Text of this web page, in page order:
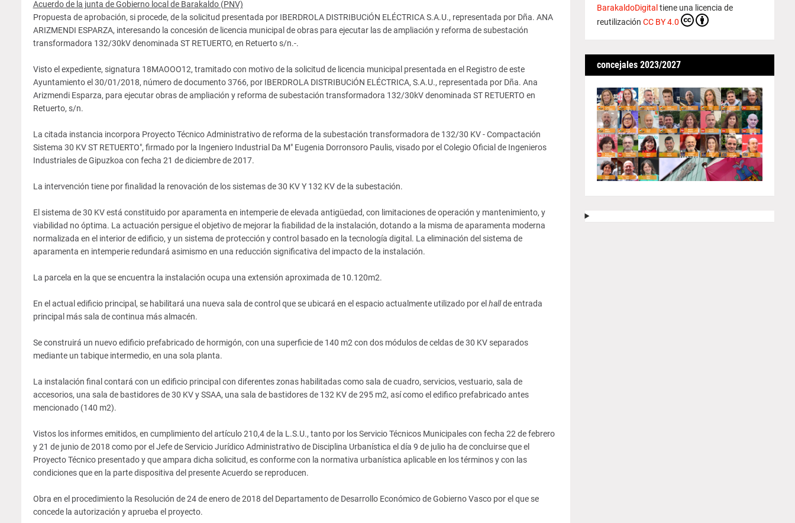
Acuerdo de la junta de Gobierno local de Barakaldo (PNV)
Propuesta de aprobación, si procede, de la solicitud presentada por IBERDROLA DISTRIBUCiÓN ELÉCTRICA S.A.U., representada por Dña. ANA
ARIZMENDI ESPARZA, interesando la concesión de licencia municipal de obras para ejecutar las de ampliación y reforma de subestación
transformadora 132/30kV denominada ST RETUERTO, en Retuerto s/n.-.
Visto el expediente, signatura 18MAOOO12, tramitado con motivo de la solicitud de licencia municipal presentada en el Registro de este
Ayuntamiento el 30/01/2018, número de documento 3766, por IBERDROLA DISTRIBUCiÓN ELÉCTRICA, S.A.U., representada por Dña. Ana
Arizmendi Esparza, para ejecutar obras de ampliación y reforma de subestación transformadora 132/30kV denominada ST RETUERTO en
Retuerto, s/n.
La citada instancia incorpora Proyecto Técnico Administrativo de reforma de la subestación transformadora de 132/30 KV - Compactación
Sistema 30 KV ST RETUERTO", firmado por la Ingeniero Industrial Da M" Eugenia Dorronsoro Paulis, visado por el Colegio Oficial de Ingenieros
Industriales de Gipuzkoa con fecha 21 de diciembre de 2017.
La intervención tiene por finalidad la renovación de los sistemas de 30 KV Y 132 KV de la subestación.
El sistema de 30 KV está constituido por aparamenta en intemperie de elevada antigüedad, con limitaciones de operación y mantenimiento, y
viabilidad no óptima. La actuación persigue el objetivo de mejorar la fiabilidad de la instalación, dotando a la misma de aparamenta moderna
normalizada en el interior de edificio, y un sistema de protección y control basado en la tecnología digital. La eliminación del sistema de
aparamenta en intemperie redundará asimismo en una reducción significativa del impacto de la instalación.
La parcela en la que se encuentra la instalación ocupa una extensión aproximada de 10.120m2.
En el actual edificio principal, se habilitará una nueva sala de control que se ubicará en el espacio actualmente utilizado por elhallde entrada
principal más sala de continua más almacén.
Se construirá un nuevo edificio prefabricado de hormigón, con una superficie de 140 m2 con dos módulos de celdas de 30 KV separados
mediante un tabique intermedio, en una sola planta.
La instalación final contará con un edificio principal con diferentes zonas habilitadas como sala de cuadro, servicios, vestuario, sala de
accesorios, una sala de bastidores de 30 KV y SSAA, una sala de bastidores de 132 KV de 295 m2, así como el edifico prefabricado antes
mencionado (140 m2).
Vistos los informes emitidos, en cumplimiento del artículo 210,4 de la L.S.U., tanto por los Servicio Técnicos Municipales con fecha 22 de febrero
y 21 de junio de 2018 como por el Jefe de Servicio Jurídico Administrativo de Disciplina Urbanística el día 9 de julio ha de concluirse que el
Proyecto Técnico presentado y que ampara dicha solicitud, es conforme con la normativa urbanística aplicable en los términos y con las
condiciones que en la parte dispositiva del presente Acuerdo se reproducen.
Obra en el procedimiento la Resolución de 24 de enero de 2018 del Departamento de Desarrollo Económico de Gobierno Vasco por el que se
concede la autorización y aprueba el proyecto.
BarakaldoDigital tiene una licencia de
reutilización CC BY 4.0
concejales 2023/2027